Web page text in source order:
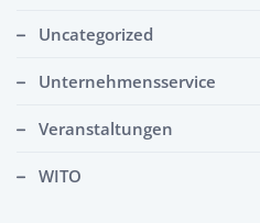
Uncategorized
Unternehmensservice
Veranstaltungen
WITO